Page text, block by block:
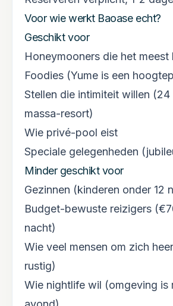
Voor wie werkt Baoase echt?
Geschikt voor
Honeymooners die het meest
Foodies (Yume is een
Stellen die intimiteit willen
massa-resort)
Wie privé-pool eist
Speciale gelegenheden
Minder geschikt voor
Gezinnen (kinderen onder 12
Budget-bewuste reizigers
nacht)
Wie veel mensen om zich
rustig)
Wie nightlife wil (omgeving is